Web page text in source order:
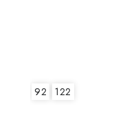
92 122